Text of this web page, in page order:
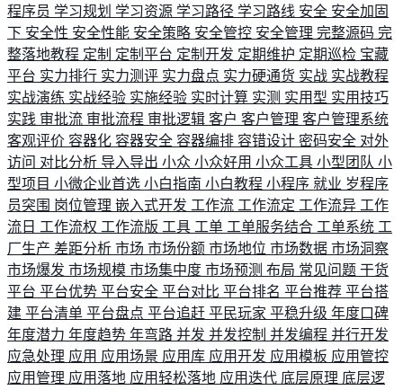
程序员 学习规划 学习资源 学习路径 学习路线 安全 安全加固
下 安全性 安全性能 安全策略 安全管控 安全管理 完整源码 完
整落地教程 定制 定制平台 定制开发 定期维护 定期巡检 宝藏
平台 实力排行 实力测评 实力盘点 实力硬通货 实战 实战教程
实战演练 实战经验 实施经验 实时计算 实测 实用型 实用技巧
实践 审批流 审批流程 审批逻辑 客户 客户管理 客户管理系统
客观评价 容器化 容器安全 容器编排 容错设计 密码安全 对外
访问 对比分析 导入导出 小众 小众好用 小众工具 小型团队 小
型项目 小微企业首选 小白指南 小白教程 小程序 就业 岁程序
员突围 岗位管理 嵌入式开发 工作流 工作流定 工作流异 工作
流日 工作流权 工作流版 工具 工单 工单服务结合 工单系统 工
厂生产 差距分析 市场 市场份额 市场地位 市场数据 市场洞察
市场爆发 市场规模 市场集中度 市场预测 布局 常见问题 干货
平台 平台优势 平台安全 平台对比 平台排名 平台推荐 平台搭
建 平台清单 平台盘点 平台追赶 平民玩家 平稳升级 年度口碑
年度潜力 年度趋势 年弯路 并发 并发控制 并发编程 并行开发
应急处理 应用 应用场景 应用库 应用开发 应用模板 应用管控
应用管理 应用落地 应用轻松落地 应用迭代 底层原理 底层逻